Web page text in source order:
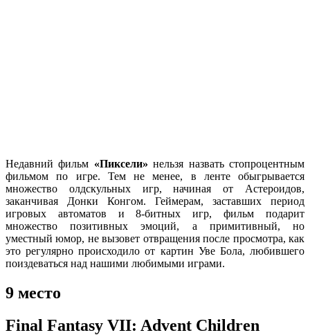
Недавний фильм «Пиксели» нельзя назвать стопроцентным
фильмом по игре. Тем не менее, в ленте обыгрывается
множество олдскульных игр, начиная от Астероидов,
заканчивая Донки Конгом. Геймерам, заставших период
игровых автоматов и 8-битных игр, фильм подарит
множество позитивных эмоций, а примитивный, но
уместный юмор, не вызовет отвращения после просмотра, как
это регулярно происходило от картин Уве Бола, любившего
поиздеваться над нашими любимыми играми.
9 место
Final Fantasy VII: Advent Children